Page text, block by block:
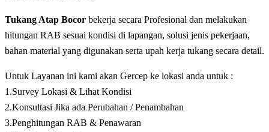
Tukang Atap Bocor bekerja secara Profesional dan melakukan
hitungan RAB sesuai kondisi di lapangan, solusi jenis pekerjaan,
bahan material yang digunakan serta upah kerja tukang secara detail.
Untuk Layanan ini kami akan Gercep ke lokasi anda untuk :
1.Survey Lokasi & Lihat Kondisi
2.Konsultasi Jika ada Perubahan / Penambahan
3.Penghitungan RAB & Penawaran